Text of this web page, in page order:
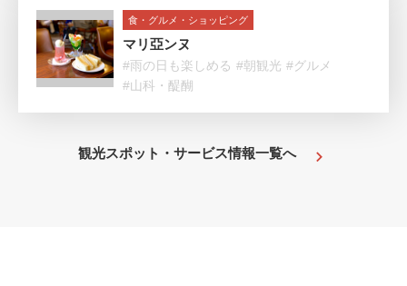
食・グルメ・ショッピング
マリ亞ンヌ
#雨の日も楽しめる #朝観光 #グルメ
#山科・醍醐
観光スポット・サービス情報一覧へ